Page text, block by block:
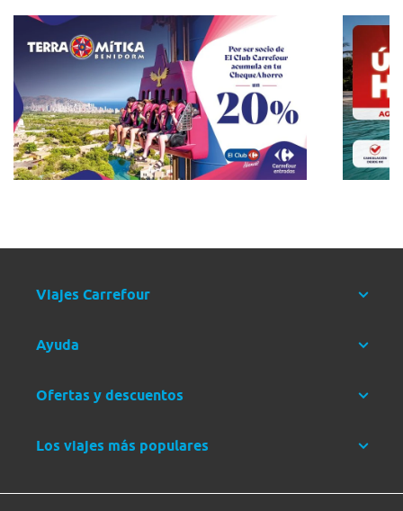
Viajes Carrefour
Ayuda
Ofertas y descuentos
Los viajes más populares